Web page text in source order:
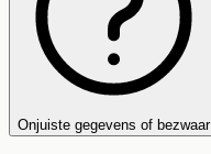
Onjuiste gegevens of bezwaar